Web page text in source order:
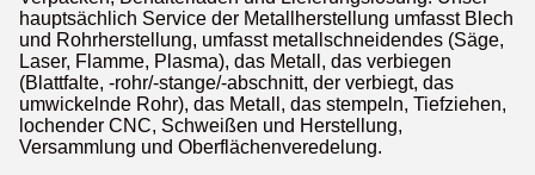
hauptsächlich Service der Metallherstellung umfasst Blech
und Rohrherstellung, umfasst metallschneidendes (Säge,
Laser, Flamme, Plasma), das Metall, das verbiegen
(Blattfalte, -rohr/-stange/-abschnitt, der verbiegt, das
umwickelnde Rohr), das Metall, das stempeln, Tiefziehen,
lochender CNC, Schweißen und Herstellung,
Versammlung und Oberflächenveredelung.